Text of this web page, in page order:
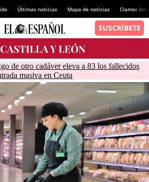
Últimas noticias Mapa de noticias Clamor
de otro cadáver eleva a 83 los fallecidos
masiva en Ceuta